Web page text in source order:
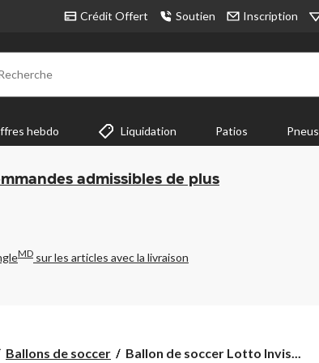
Crédit Offert Soutien Inscription
hebdo Liquidation Patios Pneus
admissibles de plus
MD sur les articles avec la livraison
Ballons de soccer
Ballon
Ballon de soccer Lotto Invis...